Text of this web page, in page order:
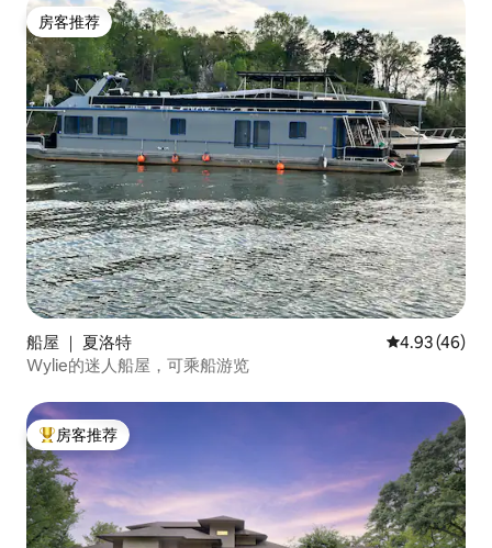
房客推荐
房客推荐
船屋 ｜ 夏洛特 平均评分
4.93 (46)
Wylie的迷人船屋，可乘船游览
热门「房客推荐」
房客推荐